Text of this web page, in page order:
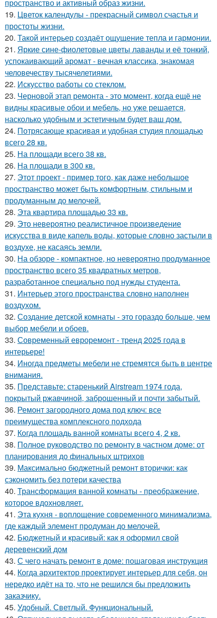
пространство и активный образ жизни.
19. Цветок календулы - прекрасный символ счастья и
простоты жизни.
20. Такой интерьер создаёт ощущение тепла и гармонии.
21. Яркие сине-фиолетовые цветы лаванды и её тонкий,
успокаивающий аромат - вечная классика, знакомая
человечеству тысячелетиями.
22. Искусство работы со стеклом.
23. Черновой этап ремонта - это момент, когда ещё не
видны красивые обои и мебель, но уже решается,
насколько удобным и эстетичным будет ваш дом.
24. Потрясающе красивая и удобная студия площадью
всего 28 кв.
25. На площади всего 38 кв.
26. На площади в 300 кв.
27. Этот проект - пример того, как даже небольшое
пространство может быть комфортным, стильным и
продуманным до мелочей.
28. Эта квартира площадью 33 кв.
29. Это невероятно реалистичное произведение
искусства в виде капель воды, которые словно застыли в
воздухе, не касаясь земли.
30. На обзоре - компактное, но невероятно продуманное
пространство всего 35 квадратных метров,
разработанное специально под нужды студента.
31. Интерьер этого пространства словно наполнен
воздухом.
32. Создание детской комнаты - это гораздо больше, чем
выбор мебели и обоев.
33. Современный евроремонт - тренд 2025 года в
интерьере!
34. Иногда предметы мебели не стремятся быть в центре
внимания.
35. Представьте: старенький Airstream 1974 года,
покрытый ржавчиной, заброшенный и почти забытый.
36. Ремонт загородного дома под ключ: все
преимущества комплексного подхода
37. Когда площадь ванной комнаты всего 4, 2 кв.
38. Полное руководство по ремонту в частном доме: от
планирования до финальных штрихов
39. Максимально бюджетный ремонт вторички: как
сэкономить без потери качества
40. Трансформация ванной комнаты - преображение,
которое вдохновляет.
41. Эта кухня - воплощение современного минимализма,
где каждый элемент продуман до мелочей.
42. Бюджетный и красивый: как я оформил свой
деревенский дом
43. С чего начать ремонт в доме: пошаговая инструкция
44. Когда архитектор проектирует интерьер для себя, он
нередко идёт на то, что не решился бы предложить
заказчику.
45. Удобный. Светлый. Функциональный.